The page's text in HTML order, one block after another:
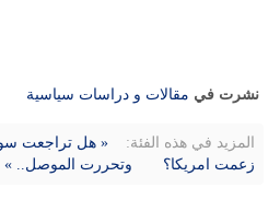
نشرت في مقالات و دراسات سياسية
المزيد في هذه الفئة:
« هل تراجعت
زعمت امريكا؟
وتحررت الموصل.. »